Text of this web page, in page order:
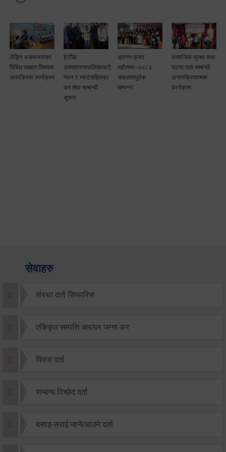
लैङ्गि असमानताका
विबिध पक्षहरु विषयक
अन्तक्रिया कार्यक्रम
हेटौँडा
उपमहानगरपालिकाबाटै
प्यान र भ्याटसहितका
कर सेवा सम्बन्धी
सूचना
ड्रागन फ्रुट
महोत्सव–२०८३
सफलतापूर्वक
सम्पन्न!
सामाजिक सुरक्षा तथा
घटना दर्ता सम्बन्धी
अन्तरक्रियात्मक
कार्यक्रम
सेवाहरु
संस्था दर्ता सिफारिस
एकिकृत सम्पत्ति कर/घर जग्गा कर
विवाह दर्ता
सम्बन्ध विच्छेद दर्ता
बसाइ-सराई जाने/आउने दर्ता